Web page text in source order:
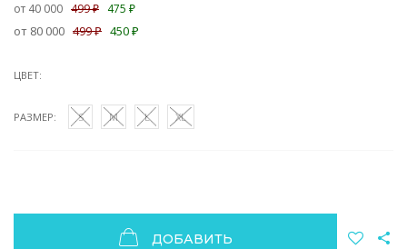
от 40 000 499 ₽ 475 ₽
от 80 000 499 ₽ 450 ₽
ЦВЕТ:
РАЗМЕР: S M L XL
ДОБАВИТЬ